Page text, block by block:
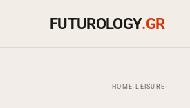
FUTUROLOGY.GR
HOME LEISURE